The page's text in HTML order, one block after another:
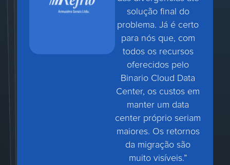
solução final do
problema. Já é certo
para nós que, com
todos os recursos
oferecidos pelo
Binario Cloud Data
Center, os custos em
manter um data
center próprio seriam
maiores. Os retornos
da migração são
muito visíveis.”